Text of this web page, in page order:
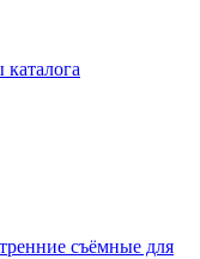
съёмные для